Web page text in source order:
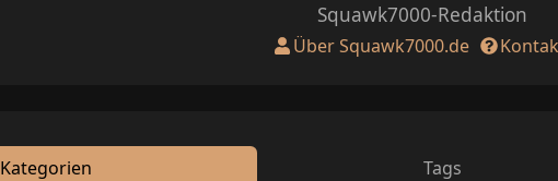
Squawk7000-Redaktion
Über Squawk7000.de
Kategorien Tags